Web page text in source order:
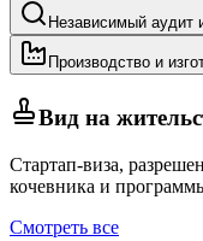
Независимый аудит
Производство и
Вид на
Стартап-виза,
кочевника и
Смотреть все